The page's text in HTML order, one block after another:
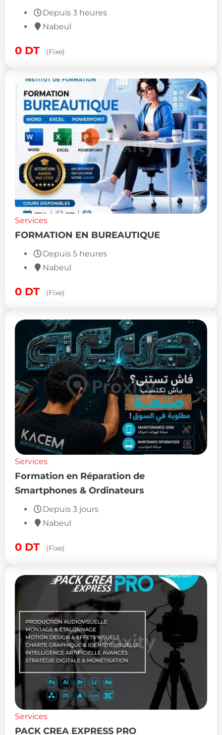
Depuis 3 heures
Nabeul
0 DT (Fixe)
Services
FORMATION EN BUREAUTIQUE
Depuis 5 heures
Nabeul
0 DT (Fixe)
Services
Formation en Réparation de
Smartphones & Ordinateurs
Depuis 3 jours
Nabeul
0 DT (Fixe)
Services
PACK CREA EXPRESS PRO